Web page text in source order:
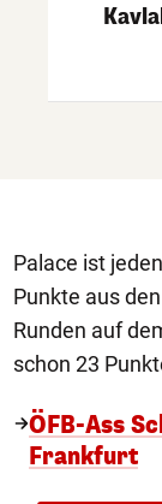
Palace ist
Punkte aus
Runden auf
schon 23
ÖFB-Ass
Frankfurt